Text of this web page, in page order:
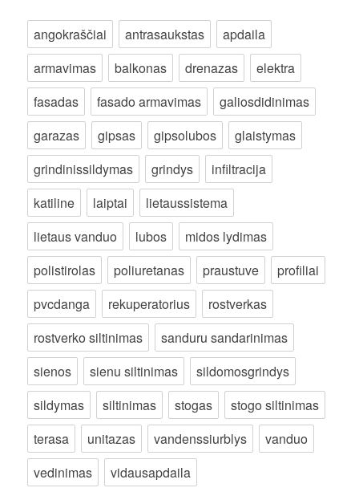
angokraščiai antrasaukstas
apdaila
armavimas
balkonas drenazas
elektra
fasadas
fasado armavimas
galiosdidinimas
garazas
gipsas gipsolubos
glaistymas
grindinissildymas
grindys
infiltracija
katiline
laiptai
lietaussistema
lietaus vanduo
lubos
midos lydimas
polistirolas
poliuretanas praustuve
profiliai
pvcdanga
rekuperatorius
rostverkas
rostverko siltinimas
sanduru sandarinimas
sienos
sienu siltinimas
sildomosgrindys
sildymas
siltinimas stogas
stogo siltinimas
terasa
unitazas vandenssiurblys
vanduo
vedinimas
vidausapdaila